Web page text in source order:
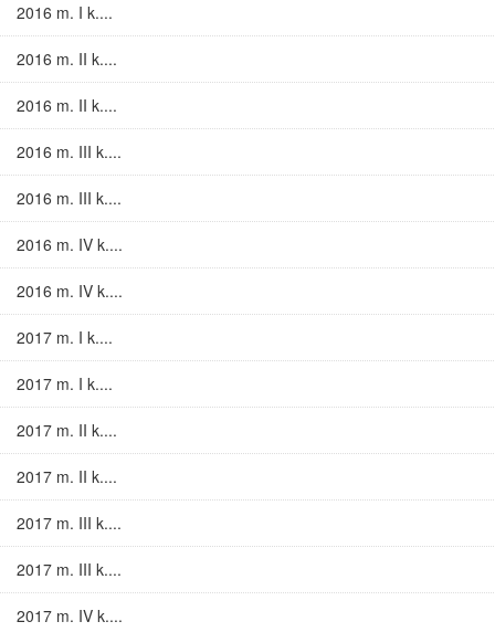
2016 m. I k....
2016 m. II k....
2016 m. II k....
2016 m. III k....
2016 m. III k....
2016 m. IV k....
2016 m. IV k....
2017 m. I k....
2017 m. I k....
2017 m. II k....
2017 m. II k....
2017 m. III k....
2017 m. III k....
2017 m. IV k....